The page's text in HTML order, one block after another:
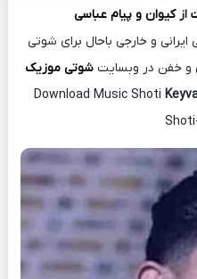
ازکیوان و پیام عباسی
و خارجی باحال برای شوتی
و خفن در وبسایتشوتی موزیک
Download Music Shoti